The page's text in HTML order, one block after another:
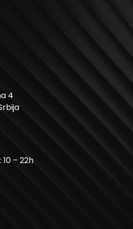
4
– 22h